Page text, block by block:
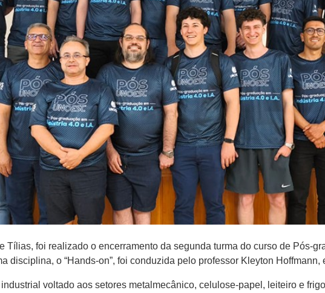
Tílias, foi realizado o encerramento da segunda turma do curso de Pós-
disciplina, o “Hands-on”, foi conduzida pelo professor Kleyton Hoffmann,
voltado aos setores metalmecânico, celulose-papel, leiteiro e